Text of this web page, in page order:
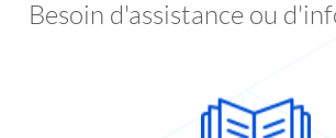
Besoin d'assistance ou